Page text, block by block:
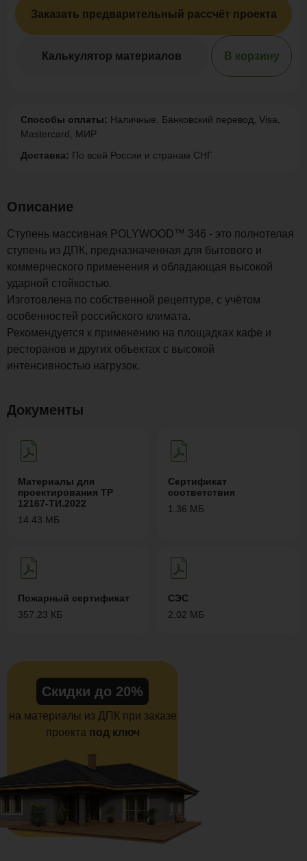
Заказать предварительный рассчёт проекта
Калькулятор материалов В корзину
Способы оплаты: Наличные, Банковский перевод, Visa,
Mastercard, МИР
Доставка: По всей России и странам СНГ
Описание
Ступень массивная POLYWOOD™ 346 - это полнотелая
ступень из ДПК, предназначенная для бытового и
коммерческого применения и обладающая высокой
ударной стойкостью.
Изготовлена по собственной рецептуре, с учётом
особенностей российского климата.
Рекомендуется к применению на площадках кафе и
ресторанов и других объектах с высокой
интенсивностью нагрузок.
Документы
Материалы для
проектирования ТР
12167-ТИ.2022
14.43 МБ
Сертификат
соответствия
1.36 МБ
Пожарный сертификат
357.23 КБ
СЭС
2.02 МБ
Скидки до 20%
на материалы из ДПК при заказе
проекта под ключ